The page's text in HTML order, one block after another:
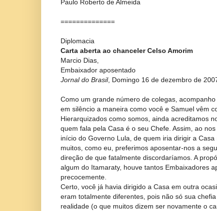
Paulo Roberto de Almeida
==============
Diplomacia
Carta aberta ao chanceler Celso Amorim
Marcio Dias,
Embaixador aposentado
Jornal do Brasil, Domingo 16 de dezembro de
Como um grande número de colegas,
em silêncio a maneira como você e Samuel vêm
Hierarquizados como somos, ainda acreditamos
quem fala pela Casa é o seu Chefe. Assim, ao
início do Governo Lula, de quem iria dirigir a
muitos, como eu, preferimos aposentar-nos a
direção de que fatalmente discordaríamos. A
algum do Itamaraty, houve tantos Embaixadores
precocemente.
Certo, você já havia dirigido a Casa em outra
eram totalmente diferentes, pois não só sua
realidade (o que muitos dizem ser novamente o